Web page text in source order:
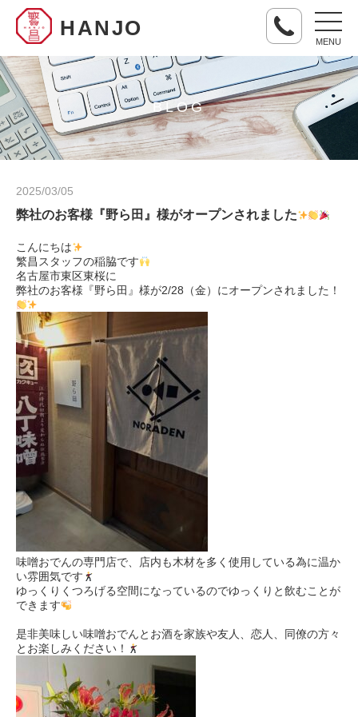
HANJO
MENU
BLOG
2025/03/05
弊社のお客様『野ら田』様がオープンされました
こんにちは
繁昌スタッフの稲脇です
名古屋市東区東桜に
弊社のお客様『野ら田』様が2/28（金）にオープンされました！
味噌おでんの専門店で、店内も木材を多く使用している為に温か
い雰囲気です
ゆっくりくつろげる空間になっているのでゆっくりと飲むことが
できます
是非美味しい味噌おでんとお酒を家族や友人、恋人、同僚の方々
とお楽しみください！